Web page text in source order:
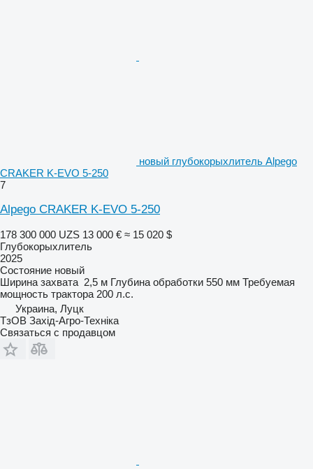
новый глубокорыхлитель Alpego
CRAKER K-EVO 5-250
7
Alpego CRAKER K-EVO 5-250
178 300 000 UZS 13 000 € ≈ 15 020 $
Глубокорыхлитель
2025
Состояние новый
Ширина захвата 2,5 м Глубина обработки 550 мм Требуемая
мощность трактора 200 л.с.
Украина, Луцк
ТзОВ Захід-Агро-Техніка
Связаться с продавцом